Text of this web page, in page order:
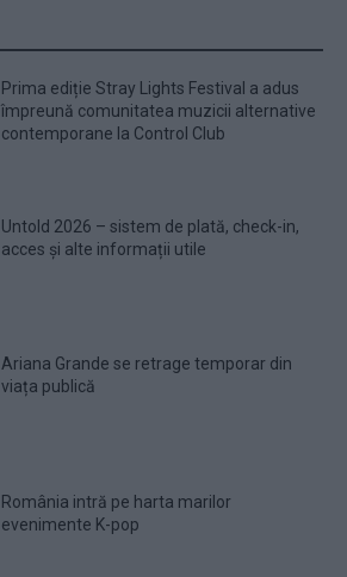
Prima ediție Stray Lights Festival a adus
împreună comunitatea muzicii alternative
contemporane la Control Club
Untold 2026 – sistem de plată, check-in,
acces și alte informații utile
Ariana Grande se retrage temporar din
viața publică
România intră pe harta marilor
evenimente K-pop